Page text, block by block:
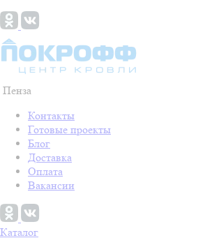
Пенза
Контакты
Готовые проекты
Блог
Доставка
Оплата
Вакансии
Каталог